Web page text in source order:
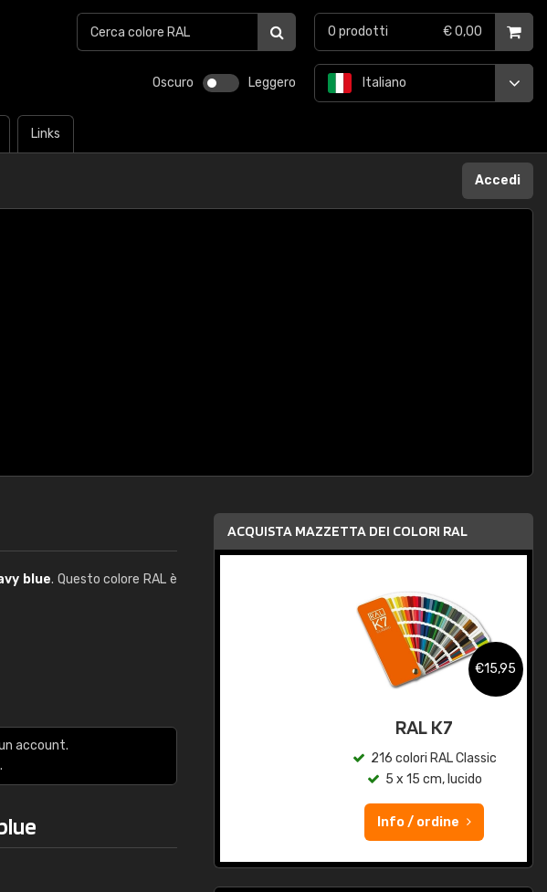
Oscuro Leggero
Links
Italiano
0 prodotti € 0,00
Accedi
blue. Questo colore RAL è
account.
ACQUISTA MAZZETTA DEI COLORI RAL
K7 a base d'acqua
Info / ordine
€15,95
RAL K7
216 colori RAL Classic
5 x 15 cm, lucido
Info / ordine